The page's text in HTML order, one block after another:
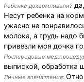
Ребенка докармливали?
Несут ребенка на
ужасно не
молока, а грудь надо
привезли моя дочка
Послеродовые
выпиской, обработка
Личные впечатления: